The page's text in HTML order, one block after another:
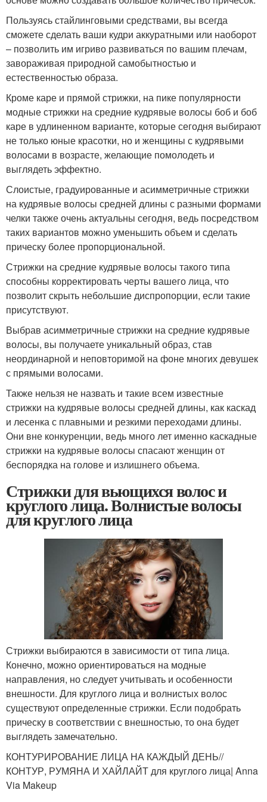
Пользуясь стайлинговыми средствами, вы всегда
сможете сделать ваши кудри аккуратными или наоборот
– позволить им игриво развиваться по вашим плечам,
завораживая природной самобытностью и
естественностью образа.
Кроме каре и прямой стрижки, на пике популярности
модные стрижки на средние кудрявые волосы боб и боб
каре в удлиненном варианте, которые сегодня выбирают
не только юные красотки, но и женщины с кудрявыми
волосами в возрасте, желающие помолодеть и
выглядеть эффектно.
Слоистые, градуированные и асимметричные стрижки
на кудрявые волосы средней длины с разными формами
челки также очень актуальны сегодня, ведь посредством
таких вариантов можно уменьшить объем и сделать
прическу более пропорциональной.
Стрижки на средние кудрявые волосы такого типа
способны корректировать черты вашего лица, что
позволит скрыть небольшие диспропорции, если такие
присутствуют.
Выбрав асимметричные стрижки на средние кудрявые
волосы, вы получаете уникальный образ, став
неординарной и неповторимой на фоне многих девушек
с прямыми волосами.
Также нельзя не назвать и такие всем известные
стрижки на кудрявые волосы средней длины, как каскад
и лесенка с плавными и резкими переходами длины.
Они вне конкуренции, ведь много лет именно каскадные
стрижки на кудрявые волосы спасают женщин от
беспорядка на голове и излишнего объема.
Стрижки для вьющихся волос и
круглого лица. Волнистые волосы
для круглого лица
Стрижки выбираются в зависимости от типа лица.
Конечно, можно ориентироваться на модные
направления, но следует учитывать и особенности
внешности. Для круглого лица и волнистых волос
существуют определенные стрижки. Если подобрать
прическу в соответствии с внешностью, то она будет
выглядеть замечательно.
КОНТУРИРОВАНИЕ ЛИЦА НА КАЖДЫЙ ДЕНЬ//
КОНТУР, РУМЯНА И ХАЙЛАЙТ для круглого лица| Anna
Via Makeup